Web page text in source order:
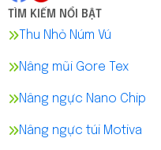
TÌM KIẾM NỔI BẬT
Thu Nhỏ Núm Vú
Nâng mũi Gore Tex
Nâng ngực Nano Chip
Nâng ngực túi Motiva